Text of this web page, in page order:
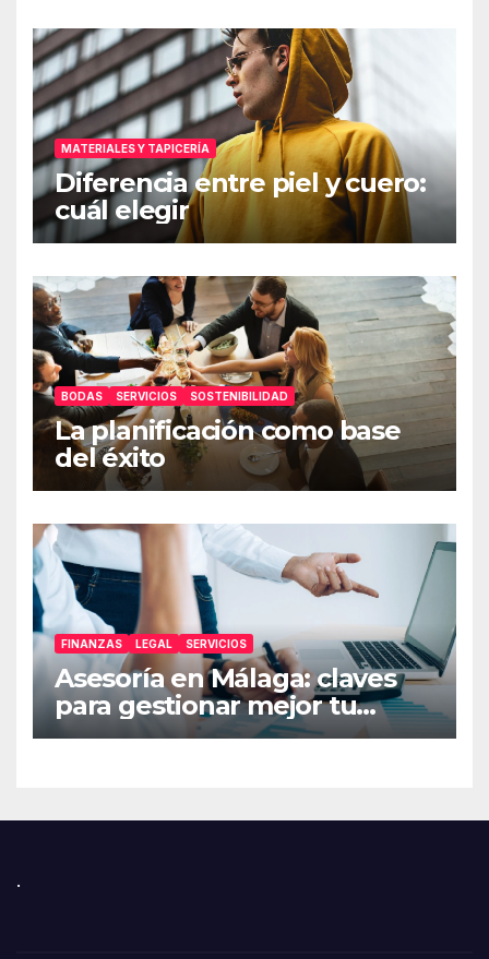
MATERIALES Y TAPICERÍA
Diferencia entre piel y cuero:
cuál elegir
BODAS SERVICIOS SOSTENIBILIDAD
La planificación como base
del éxito
FINANZAS LEGAL SERVICIOS
Asesoría en Málaga: claves
para gestionar mejor tu
empresa
.